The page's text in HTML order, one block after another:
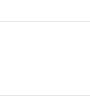
Légal